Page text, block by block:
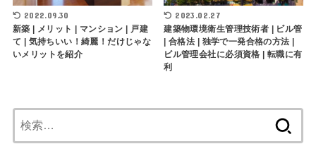
2022.09.30
新築 | メリット | マンション | 戸建
て | 気持ちいい！綺麗！だけじゃな
いメリットを紹介
2023.02.27
建築物環境衛生管理技術者 | ビル管
| 合格法 | 独学で一発合格の方法 |
ビル管理会社に必須資格 | 転職に有
利
索: